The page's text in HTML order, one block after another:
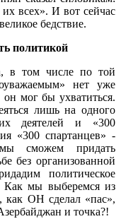
всех». И вот сейчас
бедствие.
политикой
в том числе по той
нет уже
мог бы ухватиться.
лишь на одного
деятелей и «300
«300 спартанцев» -
сможем придать
без организованной
политическое
Как мы выберемся из
как ОН сделал «пас»,
и точка?!